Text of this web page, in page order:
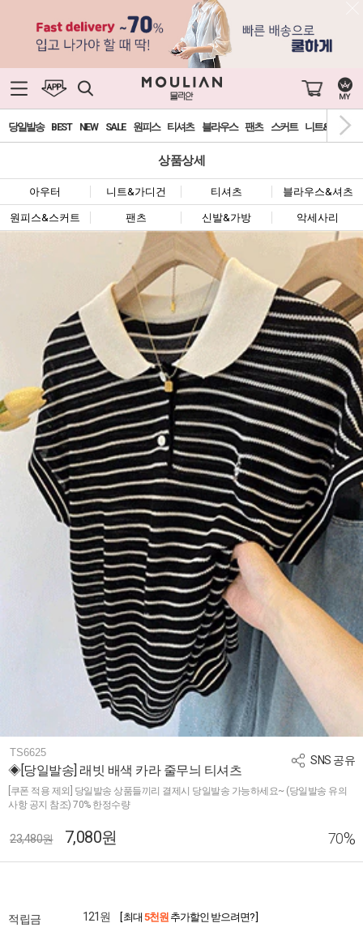
당일발송 BEST NEW SALE 원피스 티셔츠 블라우스 팬츠 스커트 니트&가디건
상품상세
아우터 니트&가디건 티셔츠 블라우스&셔츠
원피스&스커트 팬츠 신발&가방 악세사리
SNS 공유
TS6625
◈[당일발송] 래빗 배색 카라 줄무늬 티셔츠
[쿠폰 적용 제외] 당일발송 상품들끼리 결제시 당일발송 가능하세요~ (당일발송 유의
사항 공지 참조) 70% 한정수량
23,480원 7,080원 70%
적립금 121원 [ 최대 5천원 추가할인 받으려면? ]